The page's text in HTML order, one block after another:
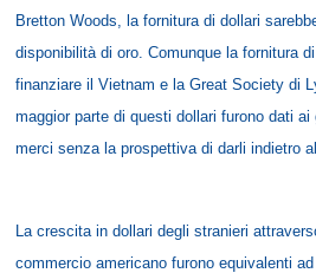
Bretton Woods, la fornitura di dollari
disponibilità di oro. Comunque la fornitura
finanziare il Vietnam e la Great Society di
maggior parte di questi dollari furono dati
merci senza la prospettiva di darli indietro
La crescita in dollari degli stranieri
commercio americano furono equivalenti